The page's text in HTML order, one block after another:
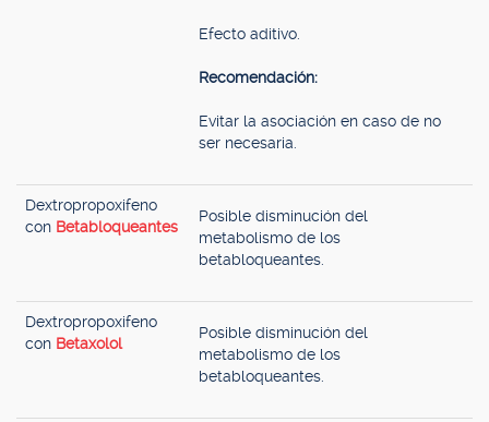
Efecto aditivo.
Recomendación:
Evitar la asociación en caso de no
ser necesaria.
Dextropropoxifeno
con Betabloqueantes
Posible disminución del
metabolismo de los
betabloqueantes.
Dextropropoxifeno
con Betaxolol
Posible disminución del
metabolismo de los
betabloqueantes.